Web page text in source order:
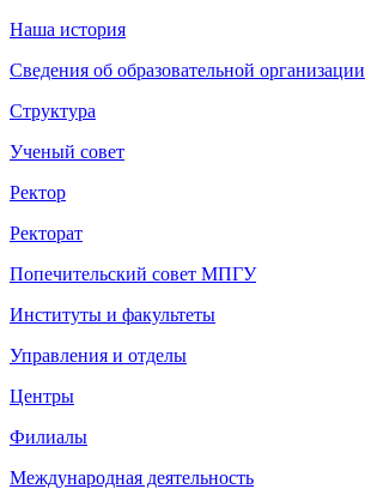
Наша история
Сведения об образовательной организации
Структура
Ученый совет
Ректор
Ректорат
Попечительский совет МПГУ
Институты и факультеты
Управления и отделы
Центры
Филиалы
Международная деятельность